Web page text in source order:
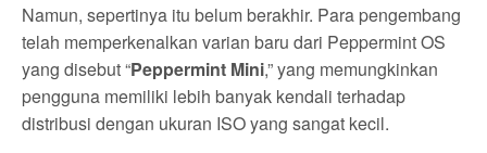
Namun, sepertinya itu belum berakhir. Para pengembang
telah memperkenalkan varian baru dari Peppermint OS
yang disebut “Peppermint Mini,” yang memungkinkan
pengguna memiliki lebih banyak kendali terhadap
distribusi dengan ukuran ISO yang sangat kecil.